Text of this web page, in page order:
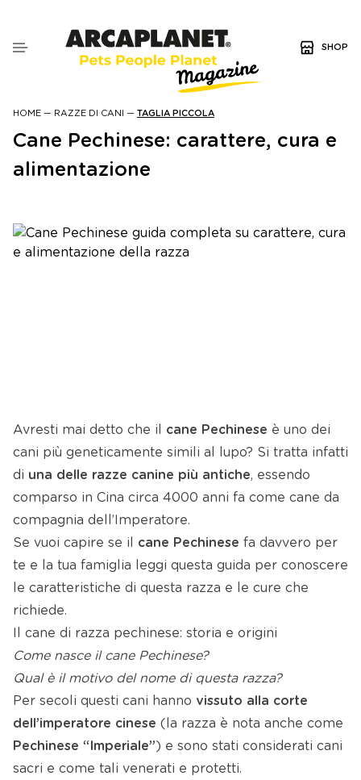
SHOP
HOME — RAZZE DI CANI — TAGLIA PICCOLA
Cane Pechinese: carattere, cura e
alimentazione
Avresti mai detto che il cane Pechinese è uno dei
cani più geneticamente simili al lupo? Si tratta infatti
di una delle razze canine più antiche, essendo
comparso in Cina circa 4000 anni fa come cane da
compagnia dell’Imperatore.
Se vuoi capire se il cane Pechinese fa davvero per
te e la tua famiglia leggi questa guida per conoscere
le caratteristiche di questa razza e le cure che
richiede.
Il cane di razza pechinese: storia e origini
Come nasce il cane Pechinese?
Qual è il motivo del nome di questa razza?
Per secoli questi cani hanno vissuto alla corte
dell’imperatore cinese (la razza è nota anche come
Pechinese “Imperiale”) e sono stati considerati cani
sacri e come tali venerati e protetti.